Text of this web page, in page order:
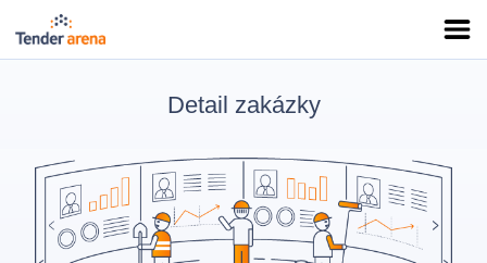
Detail zakázky